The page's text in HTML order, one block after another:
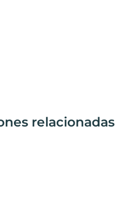
relacionadas